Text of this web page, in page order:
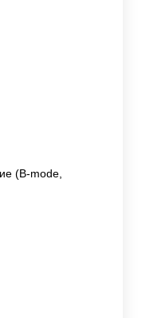
(B-mode,